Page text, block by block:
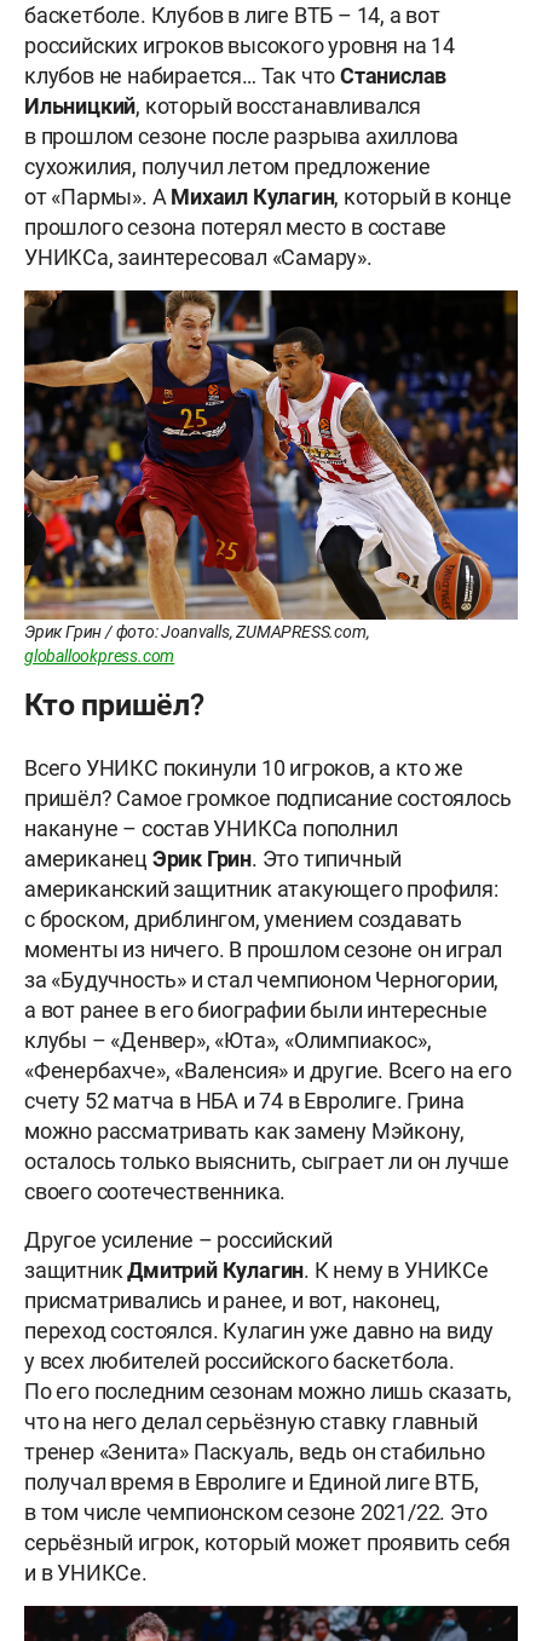
баскетболе. Клубов в лиге ВТБ – 14, а вот
российских игроков высокого уровня на 14
клубов не набирается… Так чтоСтанислав
Ильницкий, который восстанавливался
в прошлом сезоне после разрыва ахиллова
сухожилия, получил летом предложение
от «Пармы». А Михаил Кулагин, который в конце
прошлого сезона потерял место в составе
УНИКСа, заинтересовал «Самару».
Эрик Грин / фото: Joanvalls, ZUMAPRESS.com,
globallookpress.com
Кто пришёл?
Всего УНИКС покинули 10 игроков, а кто же
пришёл? Самое громкое подписание состоялось
накануне – состав УНИКСа пополнил
американец Эрик Грин. Это типичный
американский защитник атакующего профиля:
с броском, дриблингом, умением создавать
моменты из ничего. В прошлом сезоне он играл
за «Будучность» и стал чемпионом Черногории,
а вот ранее в его биографии были интересные
клубы – «Денвер», «Юта», «Олимпиакос»,
«Фенербахче», «Валенсия» и другие. Всего на его
счету 52 матча в НБА и 74 в Евролиге. Грина
можно рассматривать как замену Мэйкону,
осталось только выяснить, сыграет ли он лучше
своего соотечественника.
Другое усиление – российский
защитникДмитрий Кулагин. К нему в УНИКСе
присматривались и ранее, и вот, наконец,
переход состоялся. Кулагин уже давно на виду
у всех любителей российского баскетбола.
По его последним сезонам можно лишь сказать,
что на него делал серьёзную ставку главный
тренер «Зенита» Паскуаль, ведь он стабильно
получал время в Евролиге и Единой лиге ВТБ,
в том числе чемпионском сезоне 2021/22. Это
серьёзный игрок, который может проявить себя
и в УНИКСе.